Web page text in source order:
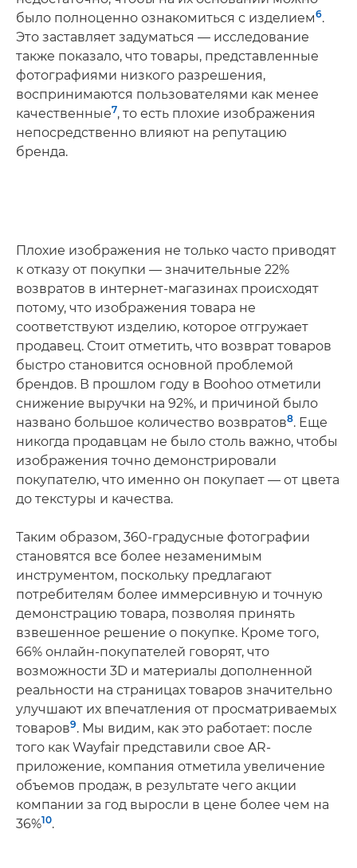
было полноценно ознакомиться с изделием6.
Это заставляет задуматься — исследование
также показало, что товары, представленные
фотографиями низкого разрешения,
воспринимаются пользователями как менее
качественные7, то есть плохие изображения
непосредственно влияют на репутацию
бренда.
Плохие изображения не только часто приводят
к отказу от покупки — значительные 22%
возвратов в интернет-магазинах происходят
потому, что изображения товара не
соответствуют изделию, которое отгружает
продавец. Стоит отметить, что возврат товаров
быстро становится основной проблемой
брендов. В прошлом году в Boohoo отметили
снижение выручки на 92%, и причиной было
названо большое количество возвратов8. Еще
никогда продавцам не было столь важно, чтобы
изображения точно демонстрировали
покупателю, что именно он покупает — от цвета
до текстуры и качества.
Таким образом, 360-градусные фотографии
становятся все более незаменимым
инструментом, поскольку предлагают
потребителям более иммерсивную и точную
демонстрацию товара, позволяя принять
взвешенное решение о покупке. Кроме того,
66% онлайн-покупателей говорят, что
возможности 3D и материалы дополненной
реальности на страницах товаров значительно
улучшают их впечатления от просматриваемых
товаров9. Мы видим, как это работает: после
того как Wayfair представили свое AR-
приложение, компания отметила увеличение
объемов продаж, в результате чего акции
компании за год выросли в цене более чем на
36%10.